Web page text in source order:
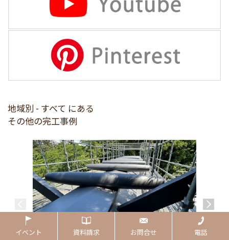
地域別 - すべて にある
その他の完工事例
イベント 資料請求 お問合せ 電話